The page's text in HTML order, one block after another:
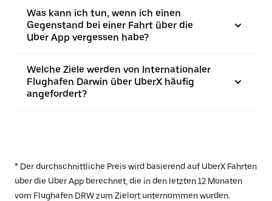
Was kann ich tun, wenn ich einen
Gegenstand bei einer Fahrt über die
Uber App vergessen habe?
Welche Ziele werden von Internationaler
Flughafen Darwin über UberX häufig
angefordert?
* Der durchschnittliche Preis wird basierend auf UberX Fahrten
über die Uber App berechnet, die in den letzten 12 Monaten
vom Flughafen DRW zum Zielort unternommen wurden.